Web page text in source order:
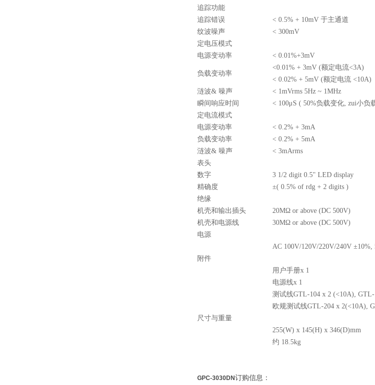
追踪功能
追踪错误
< 0.5% + 10mV 于主通道
纹波噪声
< 300mV
定电压模式
电源变动率
< 0.01%+3mV
负载变动率
<0.01% + 3mV (额定电流<3A)
< 0.02% + 5mV (额定电流 <10A)
涟波& 噪声 < 1mVrms 5Hz ~ 1MHz
瞬间响应时间
< 100μS ( 50%负载变化, zui小负
定电流模式
电源变动率
< 0.2% + 3mA
负载变动率
< 0.2% + 5mA
涟波& 噪声 < 3mArms
表头
数字
3 1/2 digit 0.5" LED display
精确度
±( 0.5% of rdg + 2 digits )
绝缘
机壳和输出插头
20MΩ or above (DC 500V)
机壳和电源线
30MΩ or above (DC 500V)
电源
AC 100V/120V/220V/240V ±10%,
附件
用户手册x 1
电源线x 1
测试线GTL-104 x 2 (<10A),
欧规测试线GTL-204 x 2(<10A),
尺寸与重量
255(W) x 145(H) x 346(D)mm
约 18.5kg
GPC-3030DN订购信息：